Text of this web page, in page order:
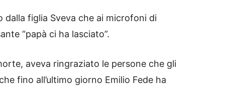
dalla figlia Sveva che ai microfoni di
“papà ci ha lasciato”.
aveva ringraziato le persone che gli
fino all’ultimo giorno Emilio Fede ha